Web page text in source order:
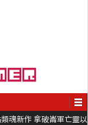
魂新作 拿破崙軍亡靈以